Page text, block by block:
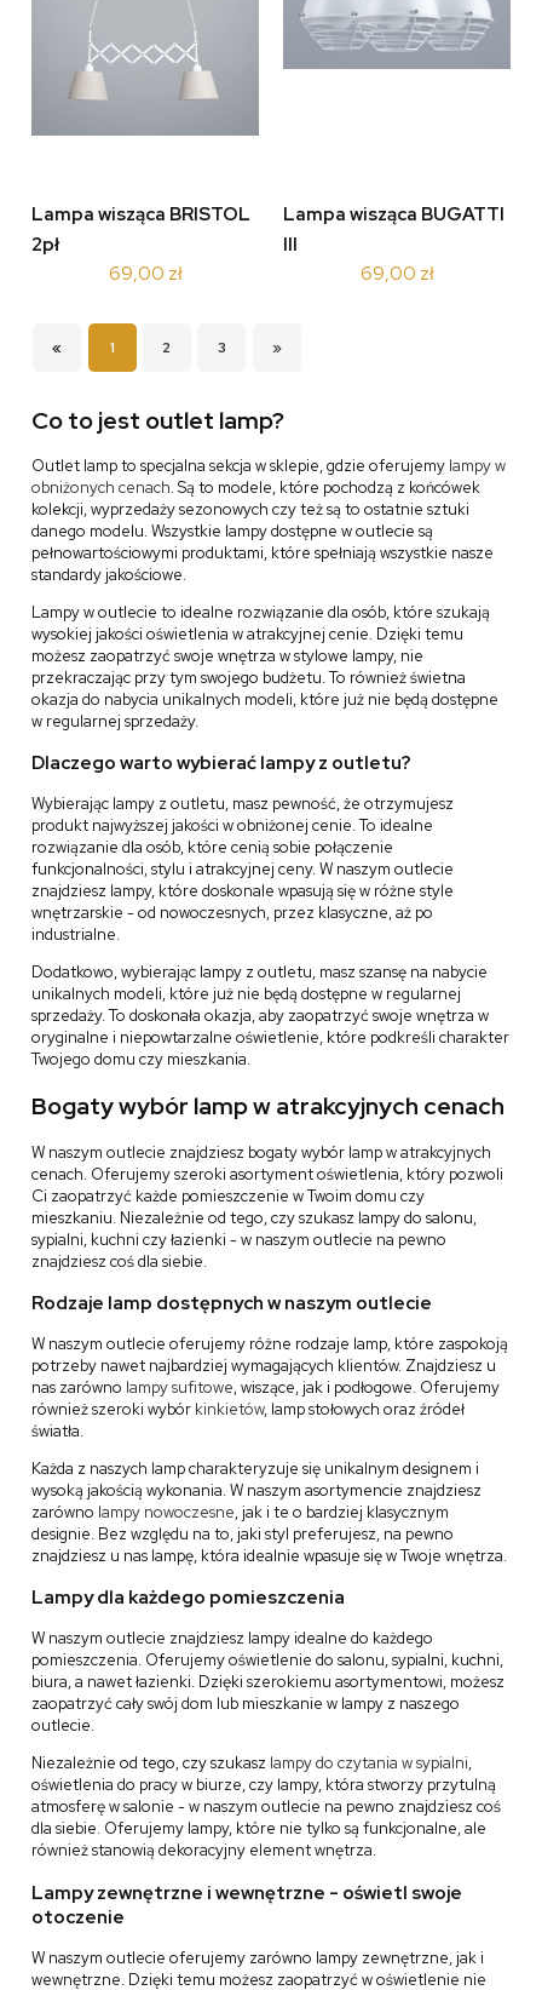
Lampa wisząca BRISTOL
2pł
69,00 zł
Lampa wisząca BUGATTI
III
69,00 zł
« 1 2 3 »
Co to jest outlet lamp?
Outlet lamp to specjalna sekcja w sklepie, gdzie oferujemy lampy w
obniżonych cenach. Są to modele, które pochodzą z końcówek
kolekcji, wyprzedaży sezonowych czy też są to ostatnie sztuki
danego modelu. Wszystkie lampy dostępne w outlecie są
pełnowartościowymi produktami, które spełniają wszystkie nasze
standardy jakościowe.
Lampy w outlecie to idealne rozwiązanie dla osób, które szukają
wysokiej jakości oświetlenia w atrakcyjnej cenie. Dzięki temu
możesz zaopatrzyć swoje wnętrza w stylowe lampy, nie
przekraczając przy tym swojego budżetu. To również świetna
okazja do nabycia unikalnych modeli, które już nie będą dostępne
w regularnej sprzedaży.
Dlaczego warto wybierać lampy z outletu?
Wybierając lampy z outletu, masz pewność, że otrzymujesz
produkt najwyższej jakości w obniżonej cenie. To idealne
rozwiązanie dla osób, które cenią sobie połączenie
funkcjonalności, stylu i atrakcyjnej ceny. W naszym outlecie
znajdziesz lampy, które doskonale wpasują się w różne style
wnętrzarskie - od nowoczesnych, przez klasyczne, aż po
industrialne.
Dodatkowo, wybierając lampy z outletu, masz szansę na nabycie
unikalnych modeli, które już nie będą dostępne w regularnej
sprzedaży. To doskonała okazja, aby zaopatrzyć swoje wnętrza w
oryginalne i niepowtarzalne oświetlenie, które podkreśli charakter
Twojego domu czy mieszkania.
Bogaty wybór lamp w atrakcyjnych cenach
W naszym outlecie znajdziesz bogaty wybór lamp w atrakcyjnych
cenach. Oferujemy szeroki asortyment oświetlenia, który pozwoli
Ci zaopatrzyć każde pomieszczenie w Twoim domu czy
mieszkaniu. Niezależnie od tego, czy szukasz lampy do salonu,
sypialni, kuchni czy łazienki - w naszym outlecie na pewno
znajdziesz coś dla siebie.
Rodzaje lamp dostępnych w naszym outlecie
W naszym outlecie oferujemy różne rodzaje lamp, które zaspokoją
potrzeby nawet najbardziej wymagających klientów. Znajdziesz u
nas zarówno lampy sufitowe, wiszące, jak i podłogowe. Oferujemy
również szeroki wybór kinkietów, lamp stołowych oraz źródeł
światła.
Każda z naszych lamp charakteryzuje się unikalnym designem i
wysoką jakością wykonania. W naszym asortymencie znajdziesz
zarówno lampy nowoczesne, jak i te o bardziej klasycznym
designie. Bez względu na to, jaki styl preferujesz, na pewno
znajdziesz u nas lampę, która idealnie wpasuje się w Twoje wnętrza.
Lampy dla każdego pomieszczenia
W naszym outlecie znajdziesz lampy idealne do każdego
pomieszczenia. Oferujemy oświetlenie do salonu, sypialni, kuchni,
biura, a nawet łazienki. Dzięki szerokiemu asortymentowi, możesz
zaopatrzyć cały swój dom lub mieszkanie w lampy z naszego
outlecie.
Niezależnie od tego, czy szukasz lampy do czytania w sypialni,
oświetlenia do pracy w biurze, czy lampy, która stworzy przytulną
atmosferę w salonie - w naszym outlecie na pewno znajdziesz coś
dla siebie. Oferujemy lampy, które nie tylko są funkcjonalne, ale
również stanowią dekoracyjny element wnętrza.
Lampy zewnętrzne i wewnętrzne - oświetl swoje
otoczenie
W naszym outlecie oferujemy zarówno lampy zewnętrzne, jak i
wewnętrzne. Dzięki temu możesz zaopatrzyć w oświetlenie nie